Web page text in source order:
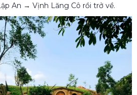
An → Vịnh Lăng Cô rồi trở về.